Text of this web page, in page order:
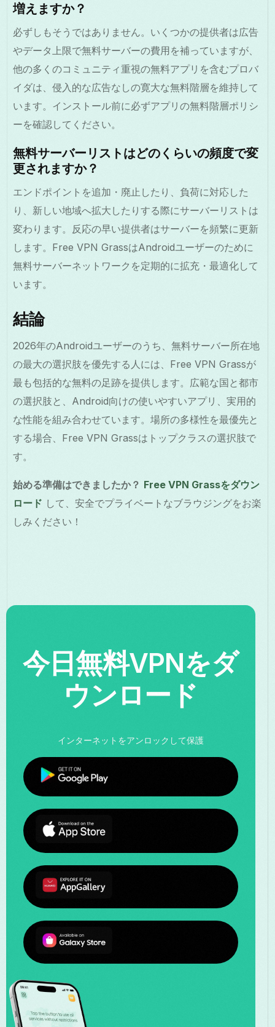
増えますか？
必ずしもそうではありません。いくつかの提供者は広告
やデータ上限で無料サーバーの費用を補っていますが、
他の多くのコミュニティ重視の無料アプリを含むプロバ
イダは、侵入的な広告なしの寛大な無料階層を維持して
います。インストール前に必ずアプリの無料階層ポリシ
ーを確認してください。
無料サーバーリストはどのくらいの頻度で変
更されますか？
エンドポイントを追加・廃止したり、負荷に対応した
り、新しい地域へ拡大したりする際にサーバーリストは
変わります。反応の早い提供者はサーバーを頻繁に更新
します。Free VPN GrassはAndroidユーザーのために
無料サーバーネットワークを定期的に拡充・最適化して
います。
結論
2026年のAndroidユーザーのうち、無料サーバー所在地
の最大の選択肢を優先する人には、Free VPN Grassが
最も包括的な無料の足跡を提供します。広範な国と都市
の選択肢と、Android向けの使いやすいアプリ、実用的
な性能を組み合わせています。場所の多様性を最優先と
する場合、Free VPN Grassはトップクラスの選択肢で
す。
始める準備はできましたか？ Free VPN Grassをダウン
ロード して、安全でプライベートなブラウジングをお楽
しみください！
今日無料VPNをダ
ウンロード
インターネットをアンロックして保護